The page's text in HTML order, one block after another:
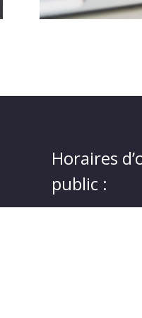
Horaires
public :